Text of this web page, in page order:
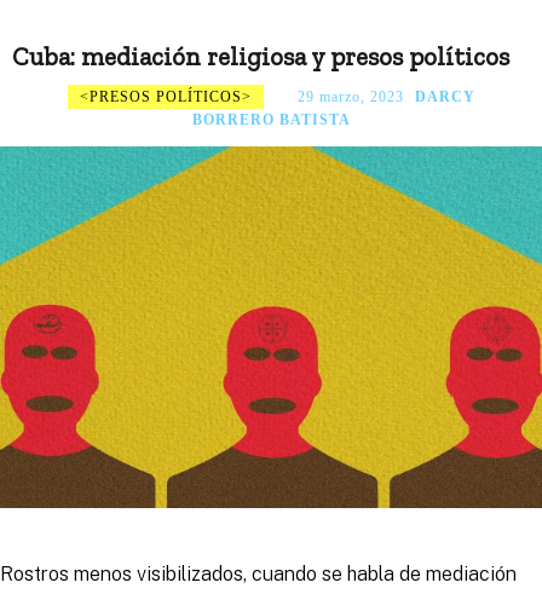
Cuba: mediación religiosa y presos políticos
PRESOS POLÍTICOS 29 marzo, 2023
DARCY
BORRERO BATISTA
Rostros menos visibilizados, cuando se habla de mediación